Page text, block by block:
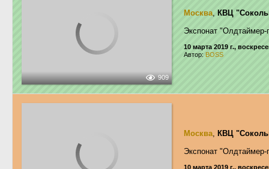
909
Москва, КВЦ
Экспонат "Олдтаймер-
10 марта 2019 г.,
Автор: BOSS
Москва, КВЦ
Экспонат
10 марта 2019 г.,